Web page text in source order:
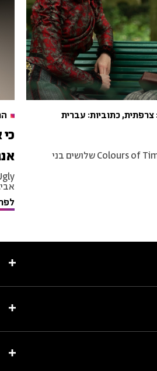
כתוביות: עברית
Colours of Time (La venue de l’avenir) שלושים בני